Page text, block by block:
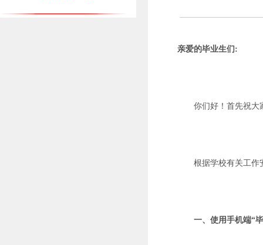
亲爱的毕业生们 :
你们好！首先祝大
根据学校有关工作
一、使用手机端“